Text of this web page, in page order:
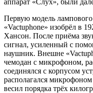
Первую модель лампового
«Vactuphone» изобрёл в
Хансон. После приёма
сигнал, усиленный с
наушник. Внешне
чемодан с микрофоном,
соединялся с корпусом
располагался
весил порядка трёх